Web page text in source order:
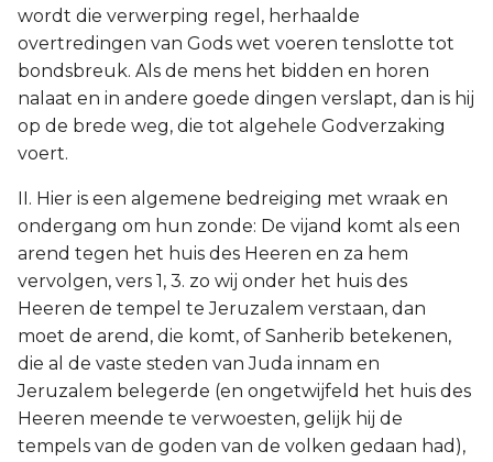
wordt die verwerping regel, herhaalde
overtredingen van Gods wet voeren tenslotte tot
bondsbreuk. Als de mens het bidden en horen
nalaat en in andere goede dingen verslapt, dan is hij
op de brede weg, die tot algehele Godverzaking
voert.
II. Hier is een algemene bedreiging met wraak en
ondergang om hun zonde: De vijand komt als een
arend tegen het huis des Heeren en za hem
vervolgen, vers 1, 3. zo wij onder het huis des
Heeren de tempel te Jeruzalem verstaan, dan
moet de arend, die komt, of Sanherib betekenen,
die al de vaste steden van Juda innam en
Jeruzalem belegerde (en ongetwijfeld het huis des
Heeren meende te verwoesten, gelijk hij de
tempels van de goden van de volken gedaan had),